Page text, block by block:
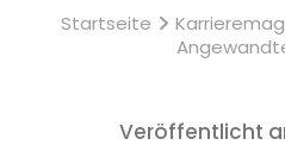
Startseite
Veröffentlicht